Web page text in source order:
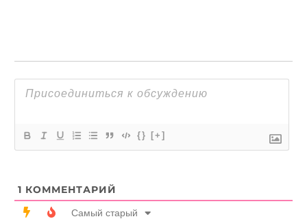
{} [+]
1 КОММЕНТАРИЙ
Самый старый